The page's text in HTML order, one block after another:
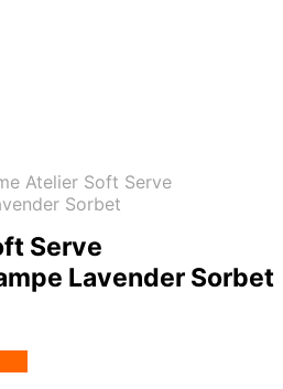
Atelier Soft Serve
Sorbet
Serve
Lavender Sorbet